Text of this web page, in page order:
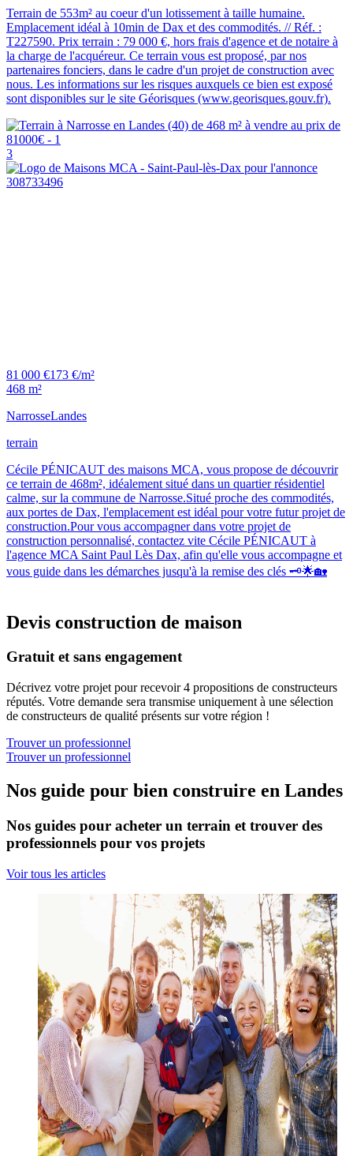
Terrain de 553m² au coeur d'un lotissement à taille humaine.
Emplacement idéal à 10min de Dax et des commodités. // Réf. :
T227590. Prix terrain : 79 000 €, hors frais d'agence et de notaire à
la charge de l'acquéreur. Ce terrain vous est proposé, par nos
partenaires fonciers, dans le cadre d'un projet de construction avec
nous. Les informations sur les risques auxquels ce bien est exposé
sont disponibles sur le site Géorisques (www.georisques.gouv.fr).
3
81 000 €173 €/m²
468 m²
NarrosseLandes
terrain
Cécile PÉNICAUT des maisons MCA, vous propose de découvrir
ce terrain de 468m², idéalement situé dans un quartier résidentiel
calme, sur la commune de Narrosse.Situé proche des commodités,
aux portes de Dax, l'emplacement est idéal pour votre futur projet de
construction.Pour vous accompagner dans votre projet de
construction personnalisé, contactez vite Cécile PÉNICAUT à
l'agence MCA Saint Paul Lès Dax, afin qu'elle vous accompagne et
vous guide dans les démarches jusqu'à la remise des clés 🗝️🌟🏡
Devis construction de maison
Gratuit et sans engagement
Décrivez votre projet pour recevoir 4 propositions de constructeurs
réputés. Votre demande sera transmise uniquement à une sélection
de constructeurs de qualité présents sur votre région !
Trouver un professionnel
Trouver un professionnel
Nos guide pour bien construire en Landes
Nos guides pour acheter un terrain et trouver des
professionnels pour vos projets
Voir tous les articles